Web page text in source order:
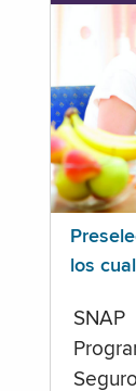
los
SNAP